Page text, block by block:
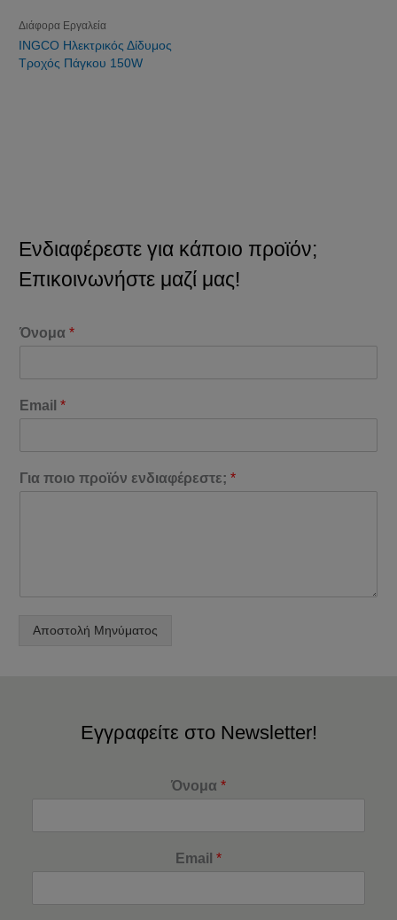
Διάφορα Εργαλεία
INGCO Ηλεκτρικός Δίδυμος
Τροχός Πάγκου 150W
Ενδιαφέρεστε για κάποιο προϊόν;
Επικοινωνήστε μαζί μας!
Όνομα*
Email*
Για ποιο προϊόν ενδιαφέρεστε;*
Αποστολή Μηνύματος
Εγγραφείτε στο Newsletter!
Όνομα *
Email *